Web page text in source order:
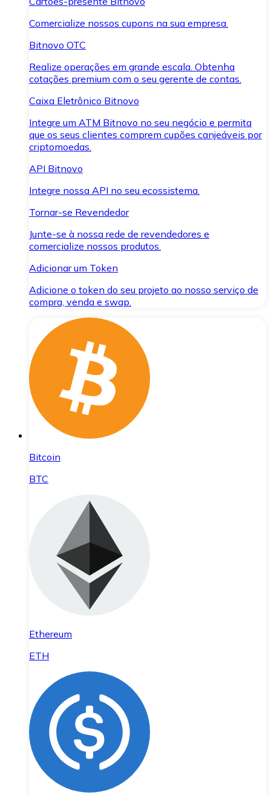
Comercialize nossos cupons na sua empresa.
Bitnovo OTC
Realize operações em grande escala. Obtenha
cotações premium com o seu gerente de contas.
Caixa Eletrônico Bitnovo
Integre um ATM Bitnovo no seu negócio e permita
que os seus clientes comprem cupões canjeáveis por
criptomoedas.
API Bitnovo
Integre nossa API no seu ecossistema.
Tornar-se Revendedor
Junte-se à nossa rede de revendedores e
comercialize nossos produtos.
Adicionar um Token
Adicione o token do seu projeto ao nosso serviço de
compra, venda e swap.
Bitcoin
BTC
Ethereum
ETH